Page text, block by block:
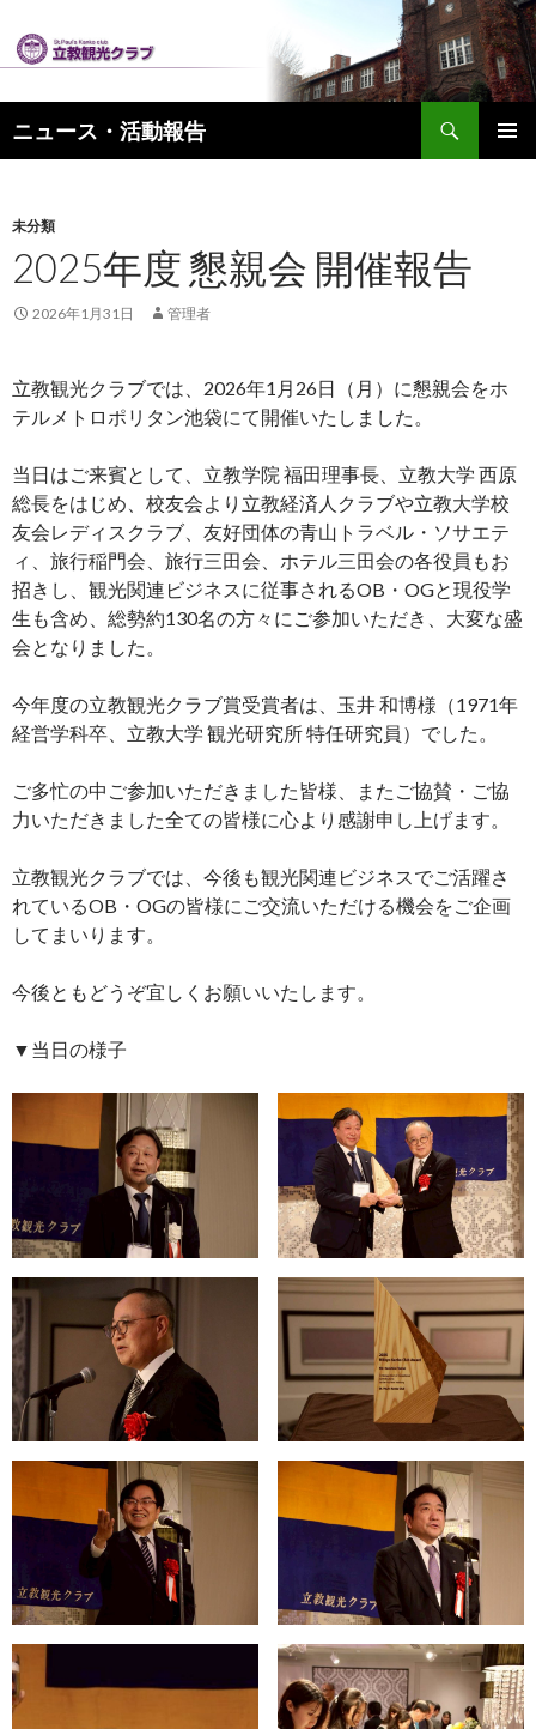
ニュース・活動報告
索
ン
ツ
へ
ス
プ
未分類
2025年度 懇親会 開催報告
2026年1月31日 管理者
立教観光クラブでは、2026年1月26日（月）に懇親会をホ
テルメトロポリタン池袋にて開催いたしました。
当日はご来賓として、立教学院 福田理事長、立教大学 西原
総長をはじめ、校友会より立教経済人クラブや立教大学校
友会レディスクラブ、友好団体の青山トラベル・ソサエテ
ィ、旅行稲門会、旅行三田会、ホテル三田会の各役員もお
招きし、観光関連ビジネスに従事されるOB・OGと現役学
生も含め、総勢約130名の方々にご参加いただき、大変な盛
会となりました。
今年度の立教観光クラブ賞受賞者は、玉井 和博様（1971年
経営学科卒、立教大学 観光研究所 特任研究員）でした。
ご多忙の中ご参加いただきました皆様、またご協賛・ご協
力いただきました全ての皆様に心より感謝申し上げます。
立教観光クラブでは、今後も観光関連ビジネスでご活躍さ
れているOB・OGの皆様にご交流いただける機会をご企画
してまいります。
今後ともどうぞ宜しくお願いいたします。
▼当日の様子